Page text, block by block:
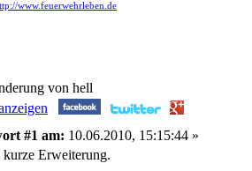
www.feuerwehrleben.de
von hell
#1 am: 10.06.2010, 15:15:44 »
Erweiterung.